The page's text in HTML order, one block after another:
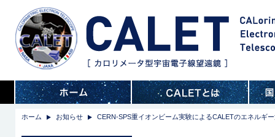
ホーム お知らせ CERN-SPS重イオンビーム実験によるCALETのエネルギ